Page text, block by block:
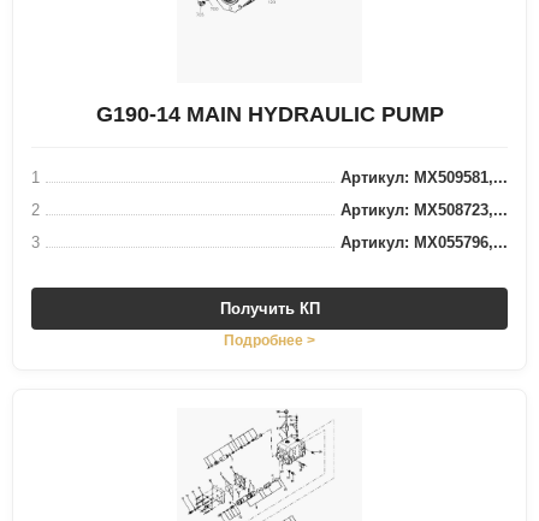
G190-14 MAIN HYDRAULIC PUMP
1
Артикул: MX509581,...
2
Артикул: MX508723,...
3
Артикул: MX055796,...
Получить КП
Подробнее >